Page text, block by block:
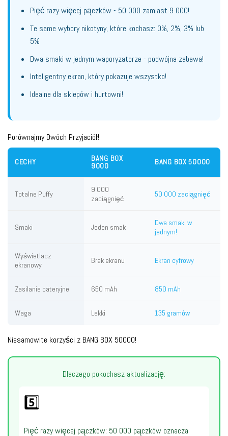
Pięć razy więcej pączków - 50 000 zamiast 9 000!
Te same wybory nikotyny, które kochasz: 0%, 2%, 3% lub
5%
Dwa smaki w jednym waporyzatorze - podwójna zabawa!
Inteligentny ekran, który pokazuje wszystko!
Idealne dla sklepów i hurtowni!
Porównajmy Dwóch Przyjaciół!
CECHY
BANG BOX
9000
BANG BOX 50000
Totalne Puffy
9 000
zaciągnięć
50 000 zaciągnięć
Smaki Jeden smak
Dwa smaki w
jednym!
Wyświetlacz
ekranowy
Brak ekranu Ekran cyfrowy
Zasilanie bateryjne 650 mAh 850 mAh
Waga Lekki 135 gramów
Niesamowite korzyści z BANG BOX 50000!
Dlaczego pokochasz aktualizację:
5️⃣
Pięć razy więcej pączków: 50 000 pączków oznacza